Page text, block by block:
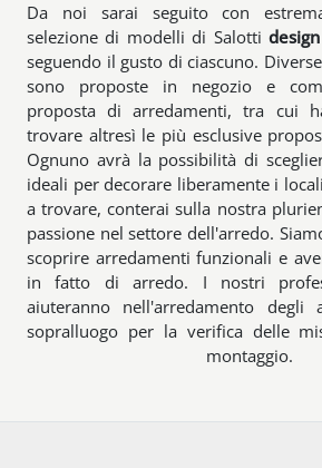
Da noi sarai seguito con
selezione di modelli di Salotti design
seguendo il gusto di ciascuno.
sono proposte in negozio e
proposta di arredamenti, tra cui
trovare altresì le più esclusive
Ognuno avrà la possibilità di
ideali per decorare liberamente i
a trovare, conterai sulla nostra
passione nel settore dell'arredo.
scoprire arredamenti funzionali e
in fatto di arredo. I nostri
aiuteranno nell'arredamento degli
sopralluogo per la verifica delle
montaggio.